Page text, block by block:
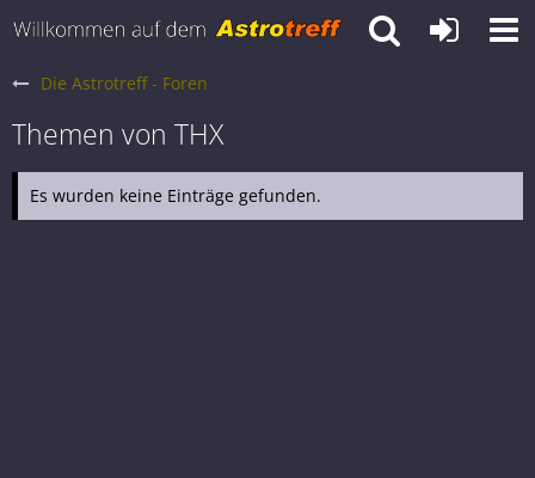
Die Astrotreff - Foren
Themen von THX
Es wurden keine Einträge gefunden.